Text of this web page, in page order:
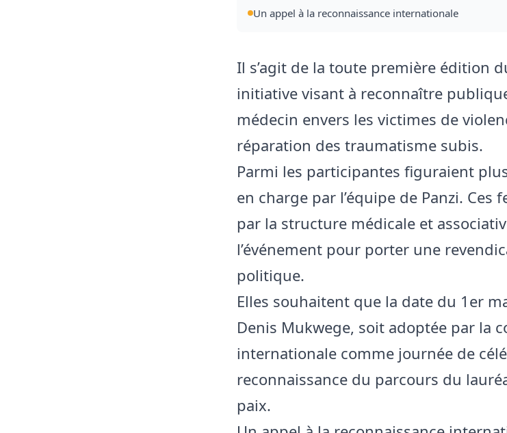
Un appel à la reconnaissance internationale
Il s’agit de la toute première édition
initiative visant à reconnaître
médecin envers les victimes de
réparation des traumatisme subis.
Parmi les participantes figuraient
en charge par l’équipe de Panzi. Ces
par la structure médicale et
l’événement pour porter une
politique.
Elles souhaitent que la date du 1er
Denis Mukwege, soit adoptée par la
internationale comme journée de
reconnaissance du parcours du
paix.